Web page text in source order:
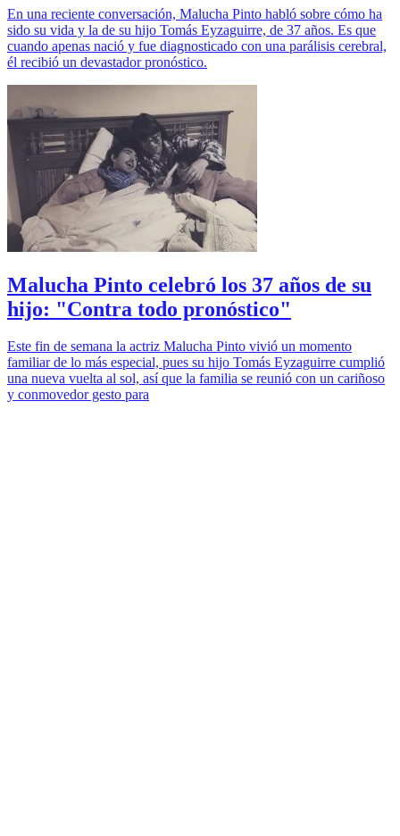
En una reciente conversación, Malucha Pinto habló sobre cómo ha
sido su vida y la de su hijo Tomás Eyzaguirre, de 37 años. Es que
cuando apenas nació y fue diagnosticado con una parálisis cerebral,
él recibió un devastador pronóstico.
Malucha Pinto celebró los 37 años de su
hijo: "Contra todo pronóstico"
Este fin de semana la actriz Malucha Pinto vivió un momento
familiar de lo más especial, pues su hijo Tomás Eyzaguirre cumplió
una nueva vuelta al sol, así que la familia se reunió con un cariñoso
y conmovedor gesto para